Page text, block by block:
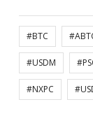
#BTC
#USDM
#NXPC